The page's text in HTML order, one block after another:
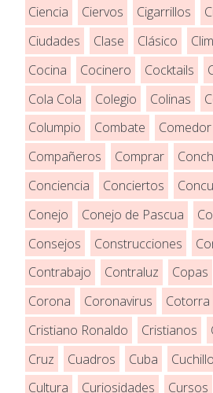
Ciencia
Ciervos Cigarrillos
Ciudades
Clase Clásico
Cocina
Cocinero Cocktails
Cola Cola
Colegio Colinas
Columpio
Combate Comedor
Compañeros
Comprar
Conciencia
Conciertos
Conejo
Conejo de Pascua
Consejos
Construcciones
Contrabajo
Contraluz Copas
Corona
Coronavirus Cotorra
Cristiano Ronaldo
Cristianos
Cruz
Cuadros Cuba
Cultura
Curiosidades Cursos